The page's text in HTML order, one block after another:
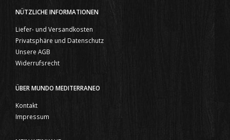
NÜTZLICHE INFORMATIONEN
Liefer- und Versandkosten
Privatsphäre und Datenschutz
Unsere AGB
Widerrufsrecht
ÜBER MUNDO MEDITERRANEO
Kontakt
Impressum